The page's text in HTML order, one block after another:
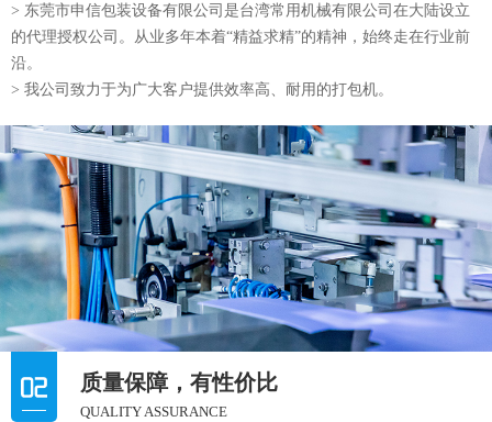
> 东莞市申信包装设备有限公司是台湾常用机械有限公司在大陆设立
的代理授权公司。从业多年本着“精益求精”的精神，始终走在行业前
沿。
> 我公司致力于为广大客户提供效率高、耐用的打包机。
质量保障，有性价比
QUALITY ASSURANCE